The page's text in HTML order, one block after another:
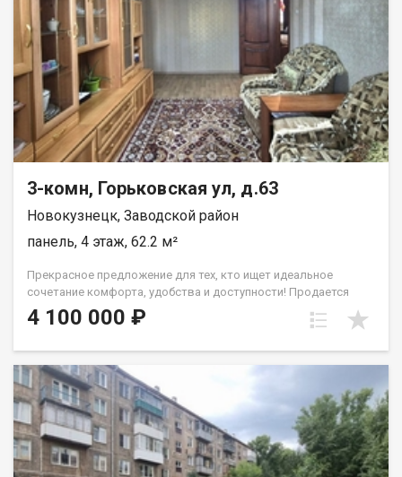
Малаховского и больница №29 им. А.А. Луцика. Сквер Евраз
ЗСМК, стадион Запсибовец, Спортивный комплекс « Запсиб-
Арена». Автобусные остановки, поликлиники в шаговой
доступности. Не упустите возможность приобрести данную
квартиру и создать в ней уютное пространство для себя и
своей семьи! Покажу в любое удобное для вас время. Помогу
одобрить ипотеку или получить потребительский кредит.
Один взрослый собственник. Назовите при звонке данный
номер объявления - 540074 Номер объекта: 540074. Анжелика
3-комн, Горьковская ул, д.63
Новокузнецк, Заводской район
панель, 4 этаж, 62.2 м²
Прекрасное предложение для тех, кто ищет идеальное
сочетание комфорта, удобства и доступности! Продается
трехкомнатная квартира вторичного жилья на 4 этаже 5-
этажного дома. Общая площадь квартиры составляет 62.20
задумки и предпочтения. Это идеальный вариант для
молодых людей, которым важно проживать в удобном месте
с развитой инфраструктурой. Рядом с домом расположено
несколько детских садов (№194, №157, №65), а также детская
больница им. профессора Ю.Е. Малаховского и больница №29
им. А.А. Луцика. Также в непосредственной близости
4 100 000 ₽